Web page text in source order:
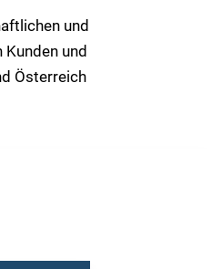
und
und
Österreich